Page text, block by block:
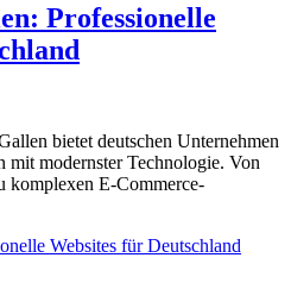
Professionelle
bietet deutschen Unternehmen
mit modernster Technologie. Von
komplexen E-Commerce-
Websites für Deutschland